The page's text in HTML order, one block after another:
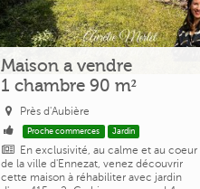
Maison a vendre
1 chambre 90 m²
Près d'Aubière
Proche commerces Jardin
En exclusivité, au calme et au coeur
de la ville d'Ennezat, venez découvrir
cette maison à réhabiliter avec jardin